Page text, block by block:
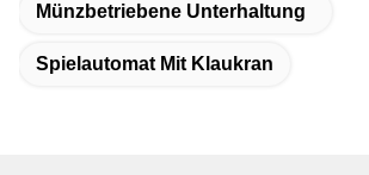
Münzbetriebene Unterhaltung
Spielautomat Mit Klaukran